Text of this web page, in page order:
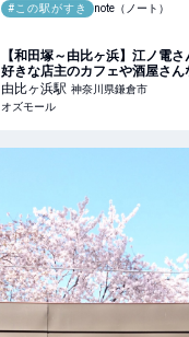
#この駅がすき
note（ノート）
【和田塚～由比ヶ浜】江ノ電
好きな店主のカフェや酒屋さ
OZmall
由比ヶ浜駅 神奈川県鎌倉市
オズモール